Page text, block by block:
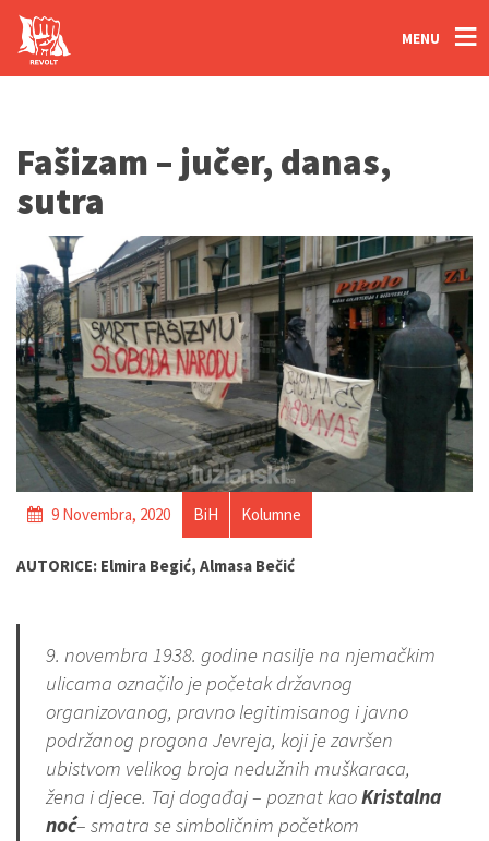
MENU
Fašizam – jučer, danas,
sutra
9 Novembra, 2020 BiH Kolumne
AUTORICE: Elmira Begić, Almasa Bečić
9. novembra 1938. godine nasilje na njemačkim
ulicama označilo je početak državnog
organizovanog, pravno legitimisanog i javno
podržanog progona Jevreja, koji je završen
ubistvom velikog broja nedužnih muškaraca,
žena i djece. Taj događaj – poznat kaoKristalna
noć– smatra se simboličnim početkom